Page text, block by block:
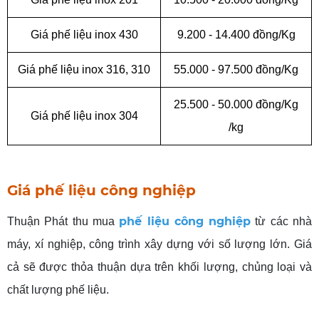
Giá phế liệu inox 430 9.200 -14.400 đồng/Kg
Giá phế liệu inox 316, 310 55.000 - 97.500 đồng/Kg
Giá phế liệu inox 304
25.500 - 50.000 đồng/Kg
/kg
Giá phế liệu công nghiệp
Thuận Phát thu mua phế liệu công nghiệp từ các nhà
máy, xí nghiệp, công trình xây dựng với số lượng lớn. Giá
cả sẽ được thỏa thuận dựa trên khối lượng, chủng loại và
chất lượng phế liệu.